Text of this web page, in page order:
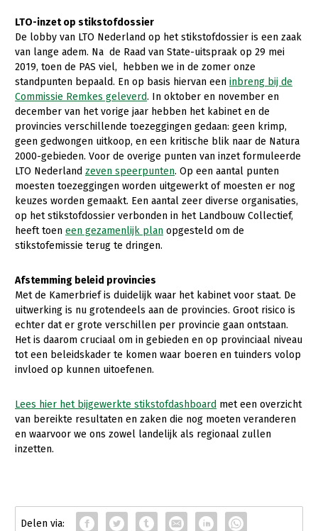
Natuur, klimaat en energie
Bodem en water
Platteland en omgeving
Mens, ondernemerschap en onderwijs
Internationaal
Sectoren
Dier
Biologische Landbouw
Geitenhouderij
Konijnenhouderij
Melkveehouderij
Paardenhouderij
Pluimveehouderij
Varkenshouderij
Vleesveehouderij
Plant
Akkerbouw
Bollenteelt
Bomen, vaste planten en zomerbloemen
Fruitteelt
Glastuinbouw
Vollegrondsgroente
Multifunctionele landbouw
Vrouw en Bedrijf
Nieuws
Nieuwsabonnement
Webinars
LTO Nederland
Mensen
Vakgroepbestuurders
Pers
LTO-inzet op stikstofdossier
De lobby van LTO Nederland op het stikstofdossier is een zaak
van lange adem. Na de Raad van State-uitspraak op 29 mei
2019, toen de PAS viel, hebben we in de zomer onze
standpunten bepaald. En op basis hiervan een inbreng bij de
Commissie Remkes geleverd. In oktober en november en
december van het vorige jaar hebben het kabinet en de
provincies verschillende toezeggingen gedaan: geen krimp,
geen gedwongen uitkoop, en een kritische blik naar de Natura
2000-gebieden. Voor de overige punten van inzet formuleerde
LTO Nederland zeven speerpunten. Op een aantal punten
moesten toezeggingen worden uitgewerkt of moesten er nog
keuzes worden gemaakt. Een aantal zeer diverse organisaties,
op het stikstofdossier verbonden in het Landbouw Collectief,
heeft toen een gezamenlijk plan opgesteld om de
stikstofemissie terug te dringen.
Afstemming beleid provincies
Met de Kamerbrief is duidelijk waar het kabinet voor staat. De
uitwerking is nu grotendeels aan de provincies. Groot risico is
echter dat er grote verschillen per provincie gaan ontstaan.
Het is daarom cruciaal om in gebieden en op provinciaal niveau
tot een beleidskader te komen waar boeren en tuinders volop
invloed op kunnen uitoefenen.
Lees hier het bijgewerkte stikstofdashboard met een overzicht
van bereikte resultaten en zaken die nog moeten veranderen
en waarvoor we ons zowel landelijk als regionaal zullen
inzetten.